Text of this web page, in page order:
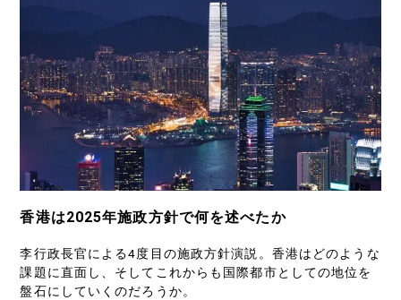
香港は2025年施政方針で何を述べたか
李行政長官による4度目の施政方針演説。香港はどのような
課題に直面し、そしてこれからも国際都市としての地位を
盤石にしていくのだろうか。